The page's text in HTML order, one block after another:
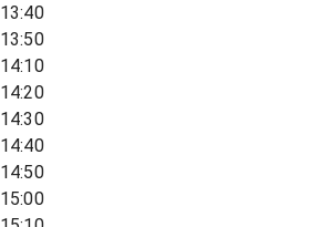
13:40
13:50
14:10
14:20
14:30
14:40
14:50
15:00